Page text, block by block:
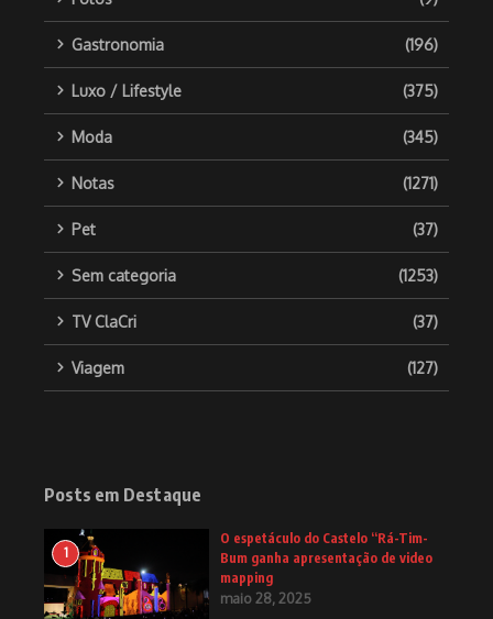
Gastronomia (196)
Luxo / Lifestyle (375)
Moda (345)
Notas (1271)
Pet (37)
Sem categoria (1253)
TV ClaCri (37)
Viagem (127)
Posts em Destaque
1
O espetáculo do Castelo “Rá-Tim-
Bum ganha apresentação de video
mapping
maio 28, 2025